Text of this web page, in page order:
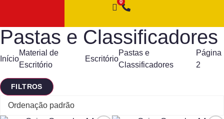
Pastas e Classificadores
Início
Material de
Escritório
Escritório
Pastas e
Classificadores
Página
2
FILTROS